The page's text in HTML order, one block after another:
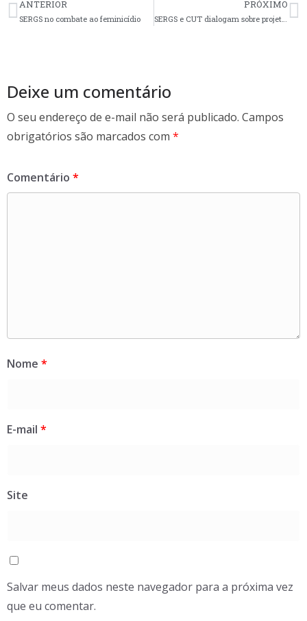
b
k
er e
ANTERIOR
SERGS no combate ao feminicídio
PRÓXIMO
SERGS e CUT dialogam sobre projetos futuros
Deixe um comentário
O seu endereço de e-mail não será publicado. Campos
obrigatórios são marcados com *
Comentário *
Nome *
E-mail *
Site
Salvar meus dados neste navegador para a próxima vez
que eu comentar.